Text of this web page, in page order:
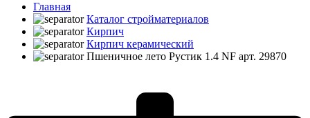
Главная
Каталог стройматериалов
Кирпич
Кирпич керамический
Пшеничное лето Рустик 1.4 NF арт. 29870